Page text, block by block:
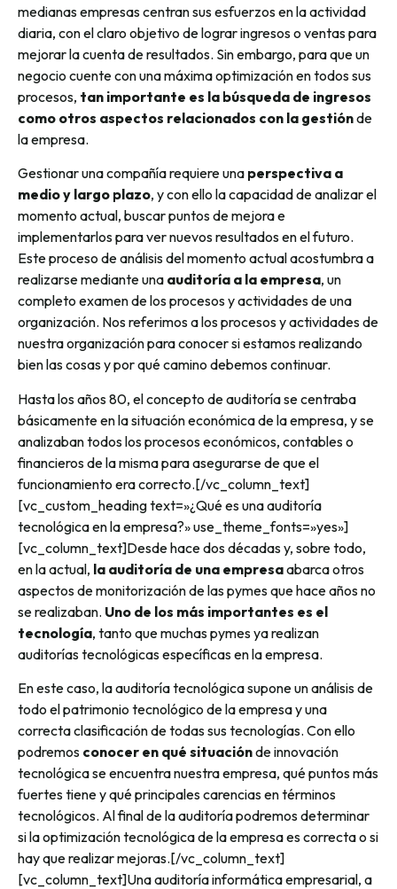
medianas empresas centran sus esfuerzos en la actividad
diaria, con el claro objetivo de lograr ingresos o ventas para
mejorar la cuenta de resultados. Sin embargo, para que un
negocio cuente con una máxima optimización en todos sus
procesos, tan importante es la búsqueda de ingresos
como otros aspectos relacionados con la gestiónde
la empresa.
Gestionar una compañía requiere una perspectiva a
medio y largo plazo, y con ello la capacidad de analizar el
momento actual, buscar puntos de mejora e
implementarlos para ver nuevos resultados en el futuro.
Este proceso de análisis del momento actual acostumbra a
realizarse mediante una auditoría a la empresa, un
completo examen de los procesos y actividades de una
organización. Nos referimos a los procesos y actividades de
nuestra organización para conocer si estamos realizando
bien las cosas y por qué camino debemos continuar.
Hasta los años 80, el concepto de auditoría se centraba
básicamente en la situación económica de la empresa, y se
analizaban todos los procesos económicos, contables o
financieros de la misma para asegurarse de que el
funcionamiento era correcto.[/vc_column_text]
[vc_custom_heading text=»¿Qué es una auditoría
tecnológica en la empresa?» use_theme_fonts=»yes»]
[vc_column_text]Desde hace dos décadas y, sobre todo,
en la actual, la auditoría de una empresaabarca otros
aspectos de monitorización de las pymes que hace años no
se realizaban. Uno de los más importantes es el
tecnología, tanto que muchas pymes ya realizan
auditorías tecnológicas específicas en la empresa.
En este caso, la auditoría tecnológica supone un análisis de
todo el patrimonio tecnológico de la empresa y una
correcta clasificación de todas sus tecnologías. Con ello
podremos conocer en qué situaciónde innovación
tecnológica se encuentra nuestra empresa, qué puntos más
fuertes tiene y qué principales carencias en términos
tecnológicos. Al final de la auditoría podremos determinar
si la optimización tecnológica de la empresa es correcta o si
hay que realizar mejoras.[/vc_column_text]
[vc_column_text]Una auditoría informática empresarial, a